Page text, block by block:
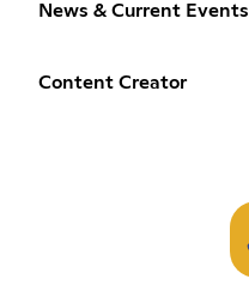
News & Current Events
Content Creator